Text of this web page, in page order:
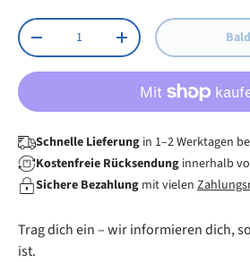
Anzahl
Menge verringernMenge erhöhen
Schnelle Lieferung in 1–2 Werktagen
Kostenfreie Rücksendung innerhalb
Sichere Bezahlung mit vielen
Trag dich ein – wir informieren dich,
ist.